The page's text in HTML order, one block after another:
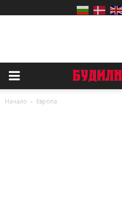
Начало Европа